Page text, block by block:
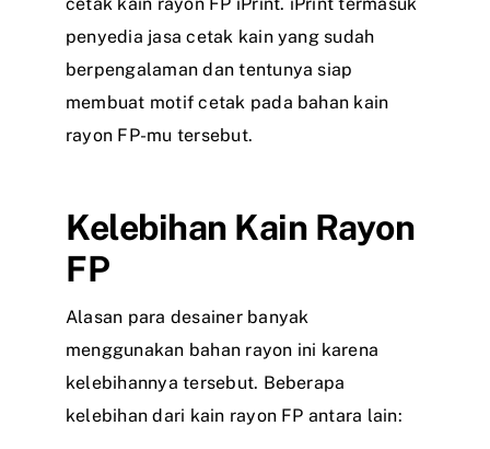
penyedia jasa cetak kain yang sudah
berpengalaman dan tentunya siap
membuat motif cetak pada bahan kain
rayon FP-mu tersebut.
Kelebihan Kain Rayon
FP
Alasan para desainer banyak
menggunakan bahan rayon ini karena
kelebihannya tersebut. Beberapa
kelebihan dari kain rayon FP antara lain: